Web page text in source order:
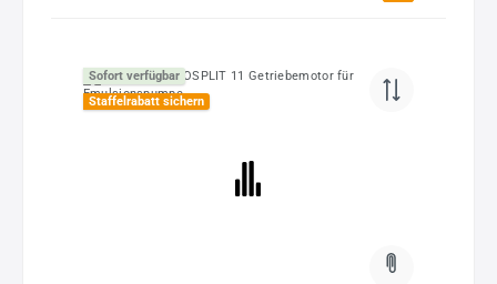
Sofort verfügbar
Staffelrabatt sichern